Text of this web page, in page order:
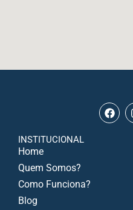
INSTITUCIONAL
Home
Quem Somos?
Como Funciona?
Blog